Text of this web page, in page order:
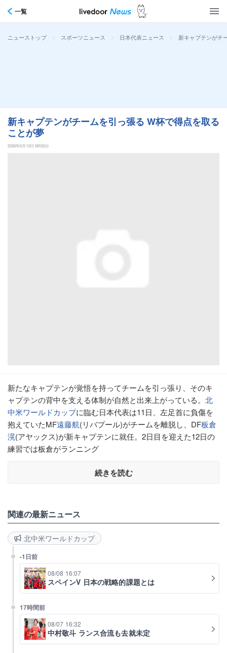
一覧
ニューストップ > スポーツニュース > 日本代表ニュース > 新キャプテンがチ
新キャプテンがチームを引っ張る W杯で得点を取る
ことが夢
2026年6月13日 6時52分
新たなキャプテンが覚悟を持ってチームを引っ張り、そのキ
ャプテンの背中を支える体制が自然と出来上がっている。 北
中米ワールドカップに臨む日本代表は11日、左足首に負傷を
抱えていたMF遠藤航(リバプール)がチームを離脱し、DF板倉
滉(アヤックス)が新キャプテンに就任。2日目を迎えた12日の
練習では板倉がランニング
続きを読む
関連の最新ニュース
北中米ワールドカップ
-1日前
08/08 16:07
スペインV 日本の戦略的課題とは
17時間前
08/07 16:32
中村敬斗 ランス合流も去就未定